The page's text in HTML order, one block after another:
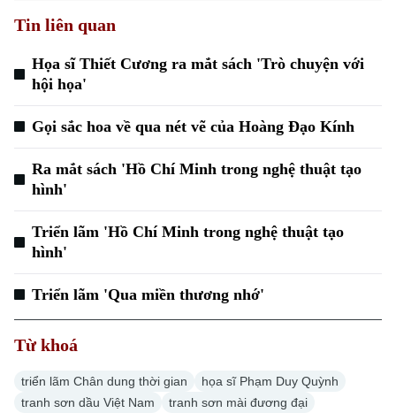
Tin liên quan
Họa sĩ Thiết Cương ra mắt sách 'Trò chuyện với
hội họa'
Gọi sắc hoa về qua nét vẽ của Hoàng Đạo Kính
Ra mắt sách 'Hồ Chí Minh trong nghệ thuật tạo
hình'
Triển lãm 'Hồ Chí Minh trong nghệ thuật tạo
hình'
Triển lãm 'Qua miền thương nhớ'
Từ khoá
triển lãm Chân dung thời gian
họa sĩ Phạm Duy Quỳnh
tranh sơn dầu Việt Nam
tranh sơn mài đương đại